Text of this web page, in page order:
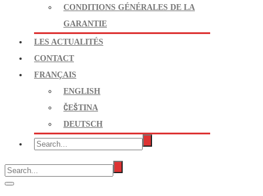
CONDITIONS GÉNÉRALES DE LA
GARANTIE
LES ACTUALITÉS
CONTACT
FRANÇAIS
ENGLISH
ČEŠTINA
DEUTSCH